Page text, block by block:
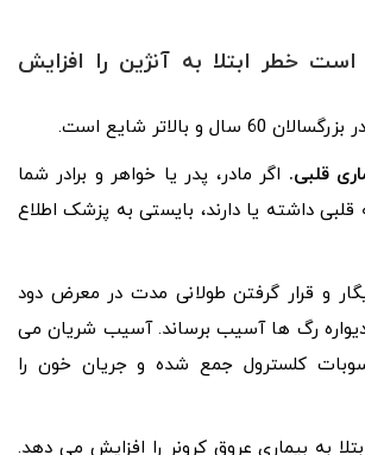
خطر ابتلا به آنژین را افزایش
60 سال و بالاتر شایع است.
قلبی. اگر مادر، پدر یا خواهر و برادر شما
قلبی داشته یا دارند، بایستی به پزشک اطلاع
و قرار گرفتن طولانی مدت در معرض دود
رگ ها آسیب برساند. آسیب شریان می
کلسترول جمع شده و جریان خون را
به بیماری عروق کرونر را افزایش می دهد.